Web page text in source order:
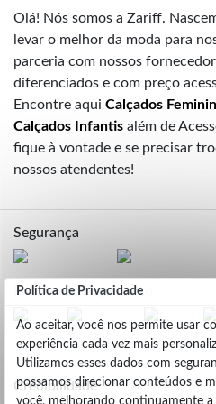
Política de Privacidade
Ao aceitar, você nos permite usar
experiência cada vez mais
Utilizamos esses dados com
possamos direcionar conteúdos e
você, melhorando continuamente a
Olá! Nós somos a Zariff.
levar o melhor da moda para
parceria com nossos
diferenciados e com preço
Encontre aqui Calçados
Calçados Infantis além de
fique à vontade e se precisar
nossos atendentes!
Segurança
Formas de Pagamento
Credibilidade